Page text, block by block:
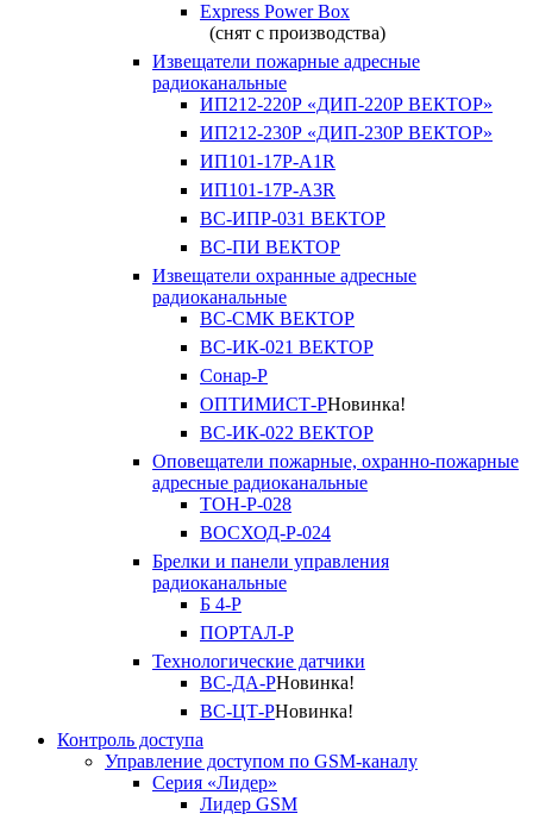
Express Power Box
(снят с производства)
Извещатели пожарные адресные
радиоканальные
ИП212-220Р «ДИП-220Р ВЕКТОР»
ИП212-230Р «ДИП-230Р ВЕКТОР»
ИП101-17Р-A1R
ИП101-17Р-A3R
ВС-ИПР-031 ВЕКТОР
ВС-ПИ ВЕКТОР
Извещатели охранные адресные
радиоканальные
ВС-СМК ВЕКТОР
ВС-ИК-021 ВЕКТОР
Сонар-Р
ОПТИМИСТ-РНовинка!
ВС-ИК-022 ВЕКТОР
Оповещатели пожарные, охранно-пожарные
адресные радиоканальные
ТОН-Р-028
ВОСХОД-Р-024
Брелки и панели управления
радиоканальные
Б 4-Р
ПОРТАЛ-Р
Технологические датчики
ВС-ДА-РНовинка!
ВС-ЦТ-РНовинка!
Контроль доступа
Управление доступом по GSM-каналу
Серия «Лидер»
Лидер GSM